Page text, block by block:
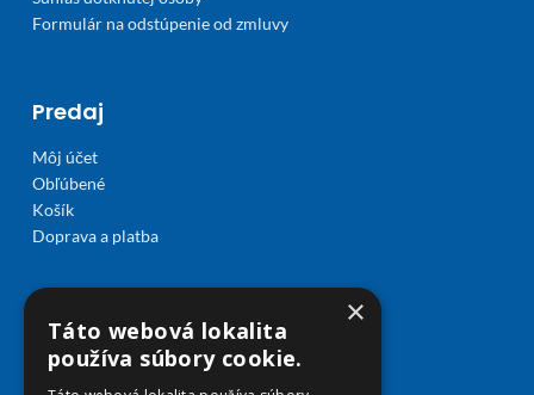
Formulár na odstúpenie od zmluvy
Predaj
Môj účet
Obľúbené
Košík
Doprava a platba
×
Táto webová lokalita
používa súbory cookie.